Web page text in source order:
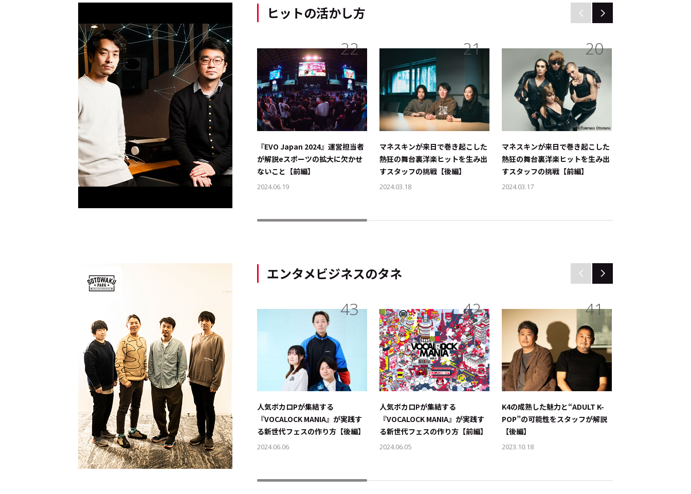
ヒットの活かし方
22
『EVO Japan 2024』運営担当者
が解説――eスポーツの拡大に欠かせ
ないこと【前編】
2024.06.19
21
マネスキンが来日で巻き起こした
熱狂の舞台裏――洋楽ヒットを生み出
すスタッフの挑戦【後編】
2024.03.18
20
マネスキンが来日で巻き起こした
熱狂の舞台裏――洋楽ヒットを生み出
すスタッフの挑戦【前編】
2024.03.17
エンタメビジネスのタネ
43
人気ボカロPが集結する
『VOCALOCK MANIA』が実践す
る新世代フェスの作り方【後編】
2024.06.06
42
人気ボカロPが集結する
『VOCALOCK MANIA』が実践す
る新世代フェスの作り方【前編】
2024.06.05
41
K4の成熟した魅力と“ADULT K-
POP”の可能性をスタッフが解説
【後編】
2023.10.18